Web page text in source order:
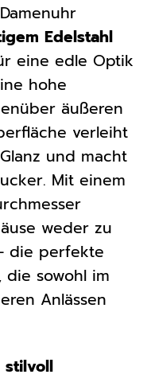
Edelstahl
eine edle Optik
hohe
äußeren
verleiht
und macht
Mit einem
weder zu
die perfekte
die sowohl im
Anlässen
stilvoll